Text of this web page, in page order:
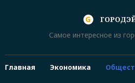
Самое интересное из
Главная Экономика